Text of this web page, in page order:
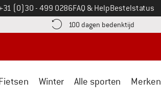
ons op
(0)30 - 499 0286FAQ & HelpBestelstatus
hier! Opent in een infovak
100 dagen bedenktijd Vind
Winter Alle sporten Merken